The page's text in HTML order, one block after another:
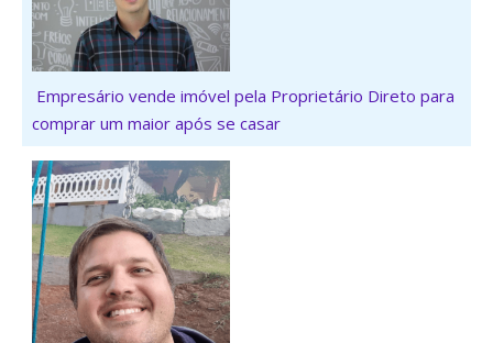
Empresário vende imóvel pela Proprietário Direto para
comprar um maior após se casar